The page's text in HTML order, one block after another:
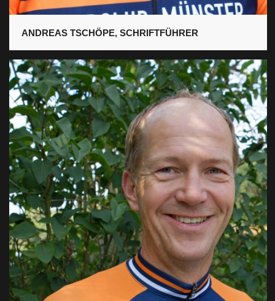
ANDREAS TSCHÖPE, SCHRIFTFÜHRER